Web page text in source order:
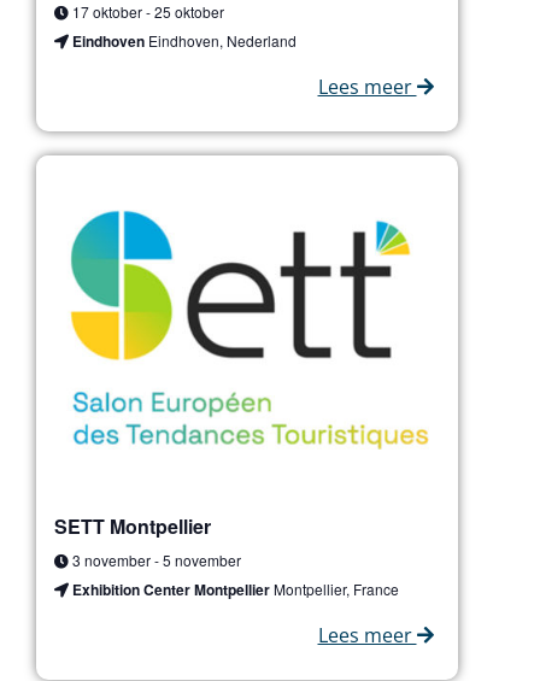
17 oktober-25 oktober
Eindhoven Eindhoven, Nederland
Lees meer
SETT Montpellier
3 november-5 november
Exhibition Center MontpellierMontpellier, France
Lees meer